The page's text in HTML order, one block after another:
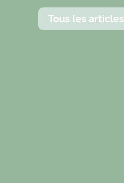
Tous les articles